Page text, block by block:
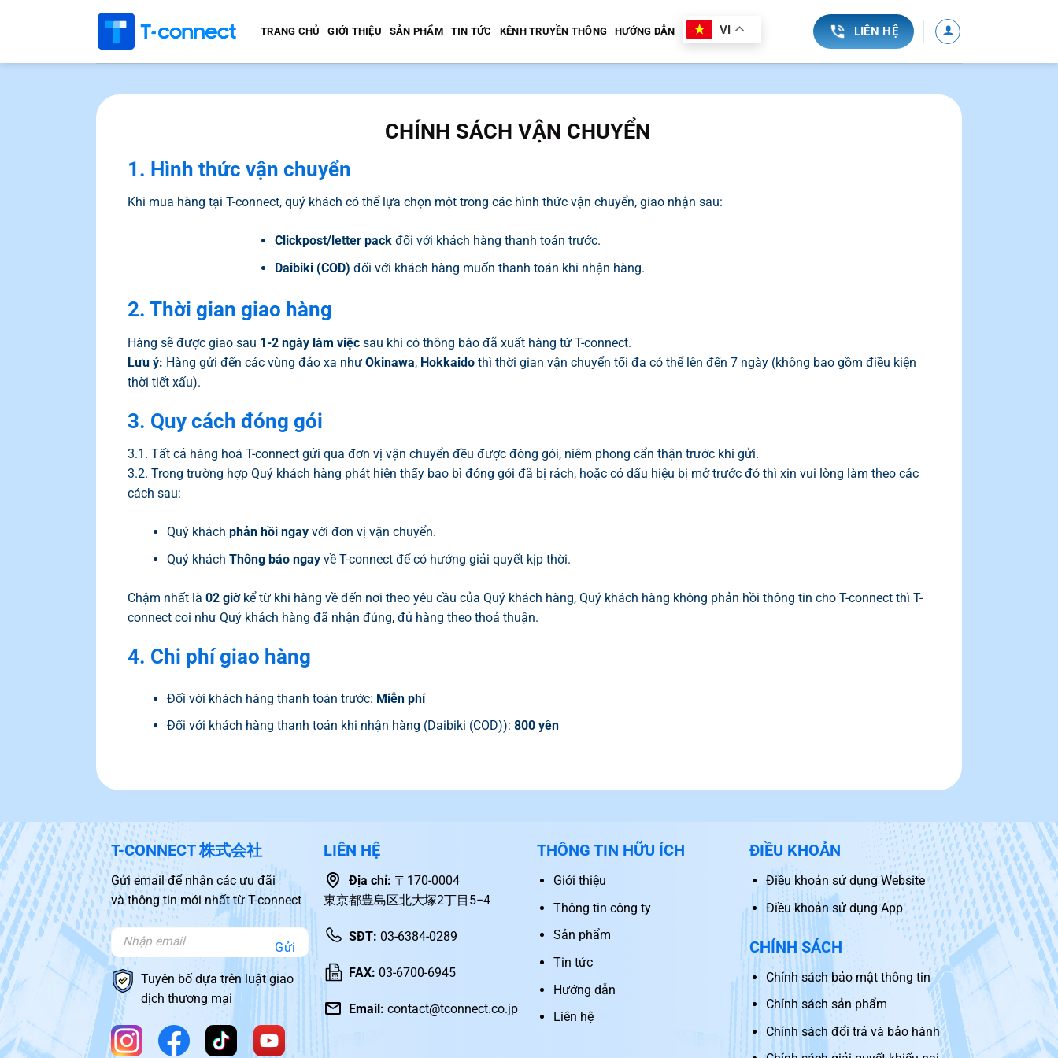
dung
TRANG CHỦ GIỚI THIỆU SẢN PHẨM TIN TỨC KÊNH TRUYỀN THÔNG HƯỚNG DẪN VI LIÊN HỆ
CHÍNH SÁCH VẬN CHUYỂN
1. Hình thức vận chuyển
Khi mua hàng tại T-connect, quý khách có thể lựa chọn một trong các hình thức vận chuyển, giao nhận sau:
Clickpost/letter pack đối với khách hàng thanh toán trước.
Daibiki (COD) đối với khách hàng muốn thanh toán khi nhận hàng.
2. Thời gian giao hàng
Hàng sẽ được giao sau 1-2 ngày làm việc sau khi có thông báo đã xuất hàng từ T-connect.
Lưu ý: Hàng gửi đến các vùng đảo xa như Okinawa, Hokkaido thì thời gian vận chuyển tối đa có thể lên đến 7 ngày (không bao gồm điều kiện
thời tiết xấu).
3. Quy cách đóng gói
3.1. Tất cả hàng hoá T-connect gửi qua đơn vị vận chuyển đều được đóng gói, niêm phong cẩn thận trước khi gửi.
3.2. Trong trường hợp Quý khách hàng phát hiện thấy bao bì đóng gói đã bị rách, hoặc có dấu hiệu bị mở trước đó thì xin vui lòng làm theo các
cách sau:
Quý khách phản hồi ngayvới đơn vị vận chuyển.
Quý khách Thông báo ngayvề T-connect để có hướng giải quyết kịp thời.
Chậm nhất là 02 giờkể từ khi hàng về đến nơi theo yêu cầu của Quý khách hàng, Quý khách hàng không phản hồi thông tin cho T-connect thì T-
connect coi như Quý khách hàng đã nhận đúng, đủ hàng theo thoả thuận.
4. Chi phí giao hàng
Đối với khách hàng thanh toán trước: Miễn phí
Đối với khách hàng thanh toán khi nhận hàng (Daibiki (COD)): 800 yên
T-CONNECT 株式会社
Gửi email để nhận các ưu đãi
và thông tin mới nhất từ T-connect
Gửi
Tuyên bố dựa trên luật giao
dịch thương mại
LIÊN HỆ
Địa chỉ: 〒170-0004
東京都豊島区北大塚2丁目5−4
SĐT: 03-6384-0289
FAX: 03-6700-6945
Email: contact@tconnect.co.jp
THÔNG TIN HỮU ÍCH
Giới thiệu
Thông tin công ty
Sản phẩm
Tin tức
Hướng dẫn
Liên hệ
ĐIỀU KHOẢN
Điều khoản sử dụng Website
Điều khoản sử dụng App
CHÍNH SÁCH
Chính sách bảo mật thông tin
Chính sách sản phẩm
Chính sách đổi trả và bảo hành